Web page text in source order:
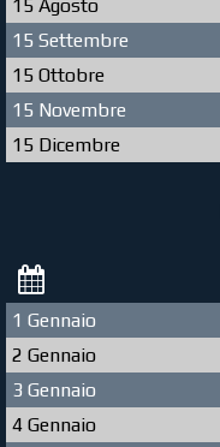
15 Agosto
15 Settembre
15 Ottobre
15 Novembre
15 Dicembre
1 Gennaio
2 Gennaio
3 Gennaio
4 Gennaio